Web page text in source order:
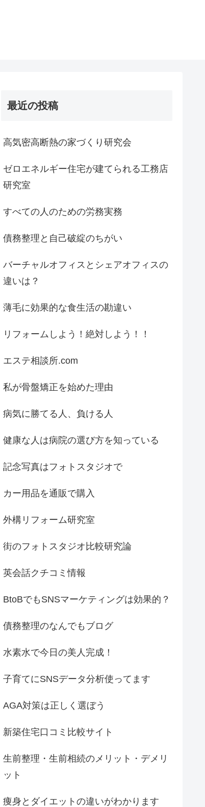
最近の投稿
高気密高断熱の家づくり研究会
ゼロエネルギー住宅が建てられる工務店
研究室
すべての人のための労務実務
債務整理と自己破綻のちがい
バーチャルオフィスとシェアオフィスの
違いは？
薄毛に効果的な食生活の勘違い
リフォームしよう！絶対しよう！！
エステ相談所.com
私が骨盤矯正を始めた理由
病気に勝てる人、負ける人
健康な人は病院の選び方を知っている
記念写真はフォトスタジオで
カー用品を通販で購入
外構リフォーム研究室
街のフォトスタジオ比較研究論
英会話クチコミ情報
BtoBでもSNSマーケティングは効果的？
債務整理のなんでもブログ
水素水で今日の美人完成！
子育てにSNSデータ分析使ってます
AGA対策は正しく選ぼう
新築住宅口コミ比較サイト
生前整理・生前相続のメリット・デメリ
ット
痩身とダイエットの違いがわかります